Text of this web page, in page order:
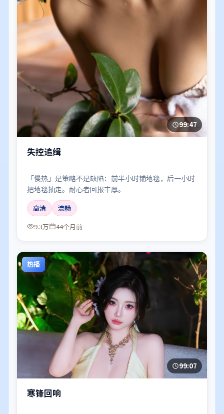
99:47
失控追缉
「慢热」是策略不是缺陷：前半小时铺地毯，后一小时
把地毯抽走。耐心者回报丰厚。
高清
流畅
9.3万
44个月前
热播
99:07
寒锋回响